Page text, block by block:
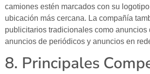
camiones estén marcados con su
ubicación más cercana. La compañía
publicitarios tradicionales como anuncios
anuncios de periódicos y anuncios en
8. Principales